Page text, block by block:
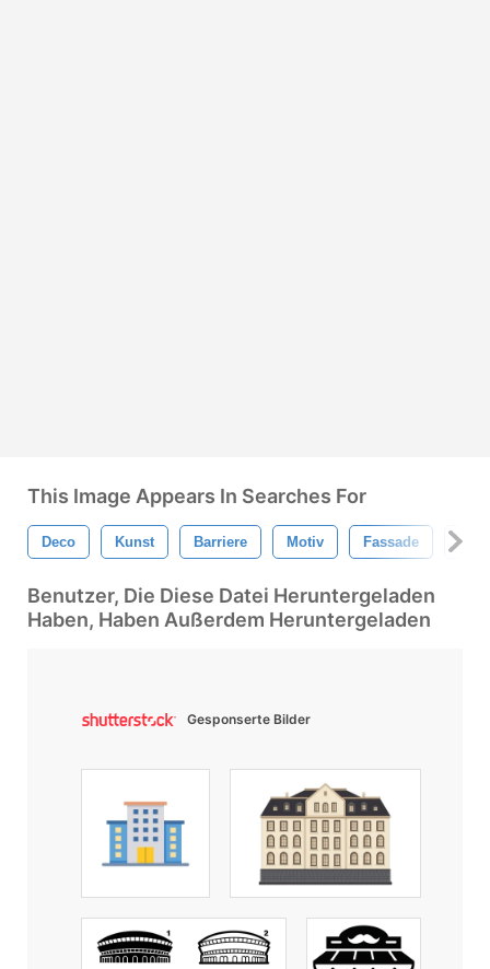
This Image Appears In Searches For
Deco Kunst Barriere Motiv Fassade
Benutzer, Die Diese Datei Heruntergeladen
Haben, Haben Außerdem Heruntergeladen
Gesponserte Bilder